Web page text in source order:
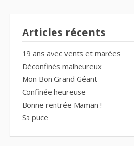
Articles récents
19 ans avec vents et marées
Déconfinés malheureux
Mon Bon Grand Géant
Confinée heureuse
Bonne rentrée Maman !
Sa puce